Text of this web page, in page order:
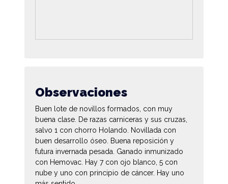
Observaciones
Buen lote de novillos formados, con muy
buena clase. De razas carniceras y sus cruzas,
salvo 1 con chorro Holando. Novillada con
buen desarrollo óseo. Buena reposición y
futura invernada pesada. Ganado inmunizado
con Hemovac. Hay 7 con ojo blanco, 5 con
nube y uno con principio de cáncer. Hay uno